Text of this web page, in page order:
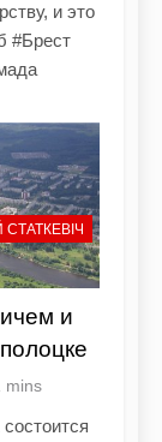
и это
#Брест
СТАТКЕВІЧ
и
mins